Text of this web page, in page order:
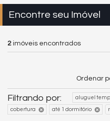
Encontre seu Imóvel
2 imóveis encontrados
Ordenar
Filtrando por: aluguel
cobertura até 1 dormitório